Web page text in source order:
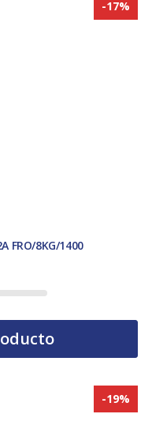
-17%
FRO/8KG/1400
-19%